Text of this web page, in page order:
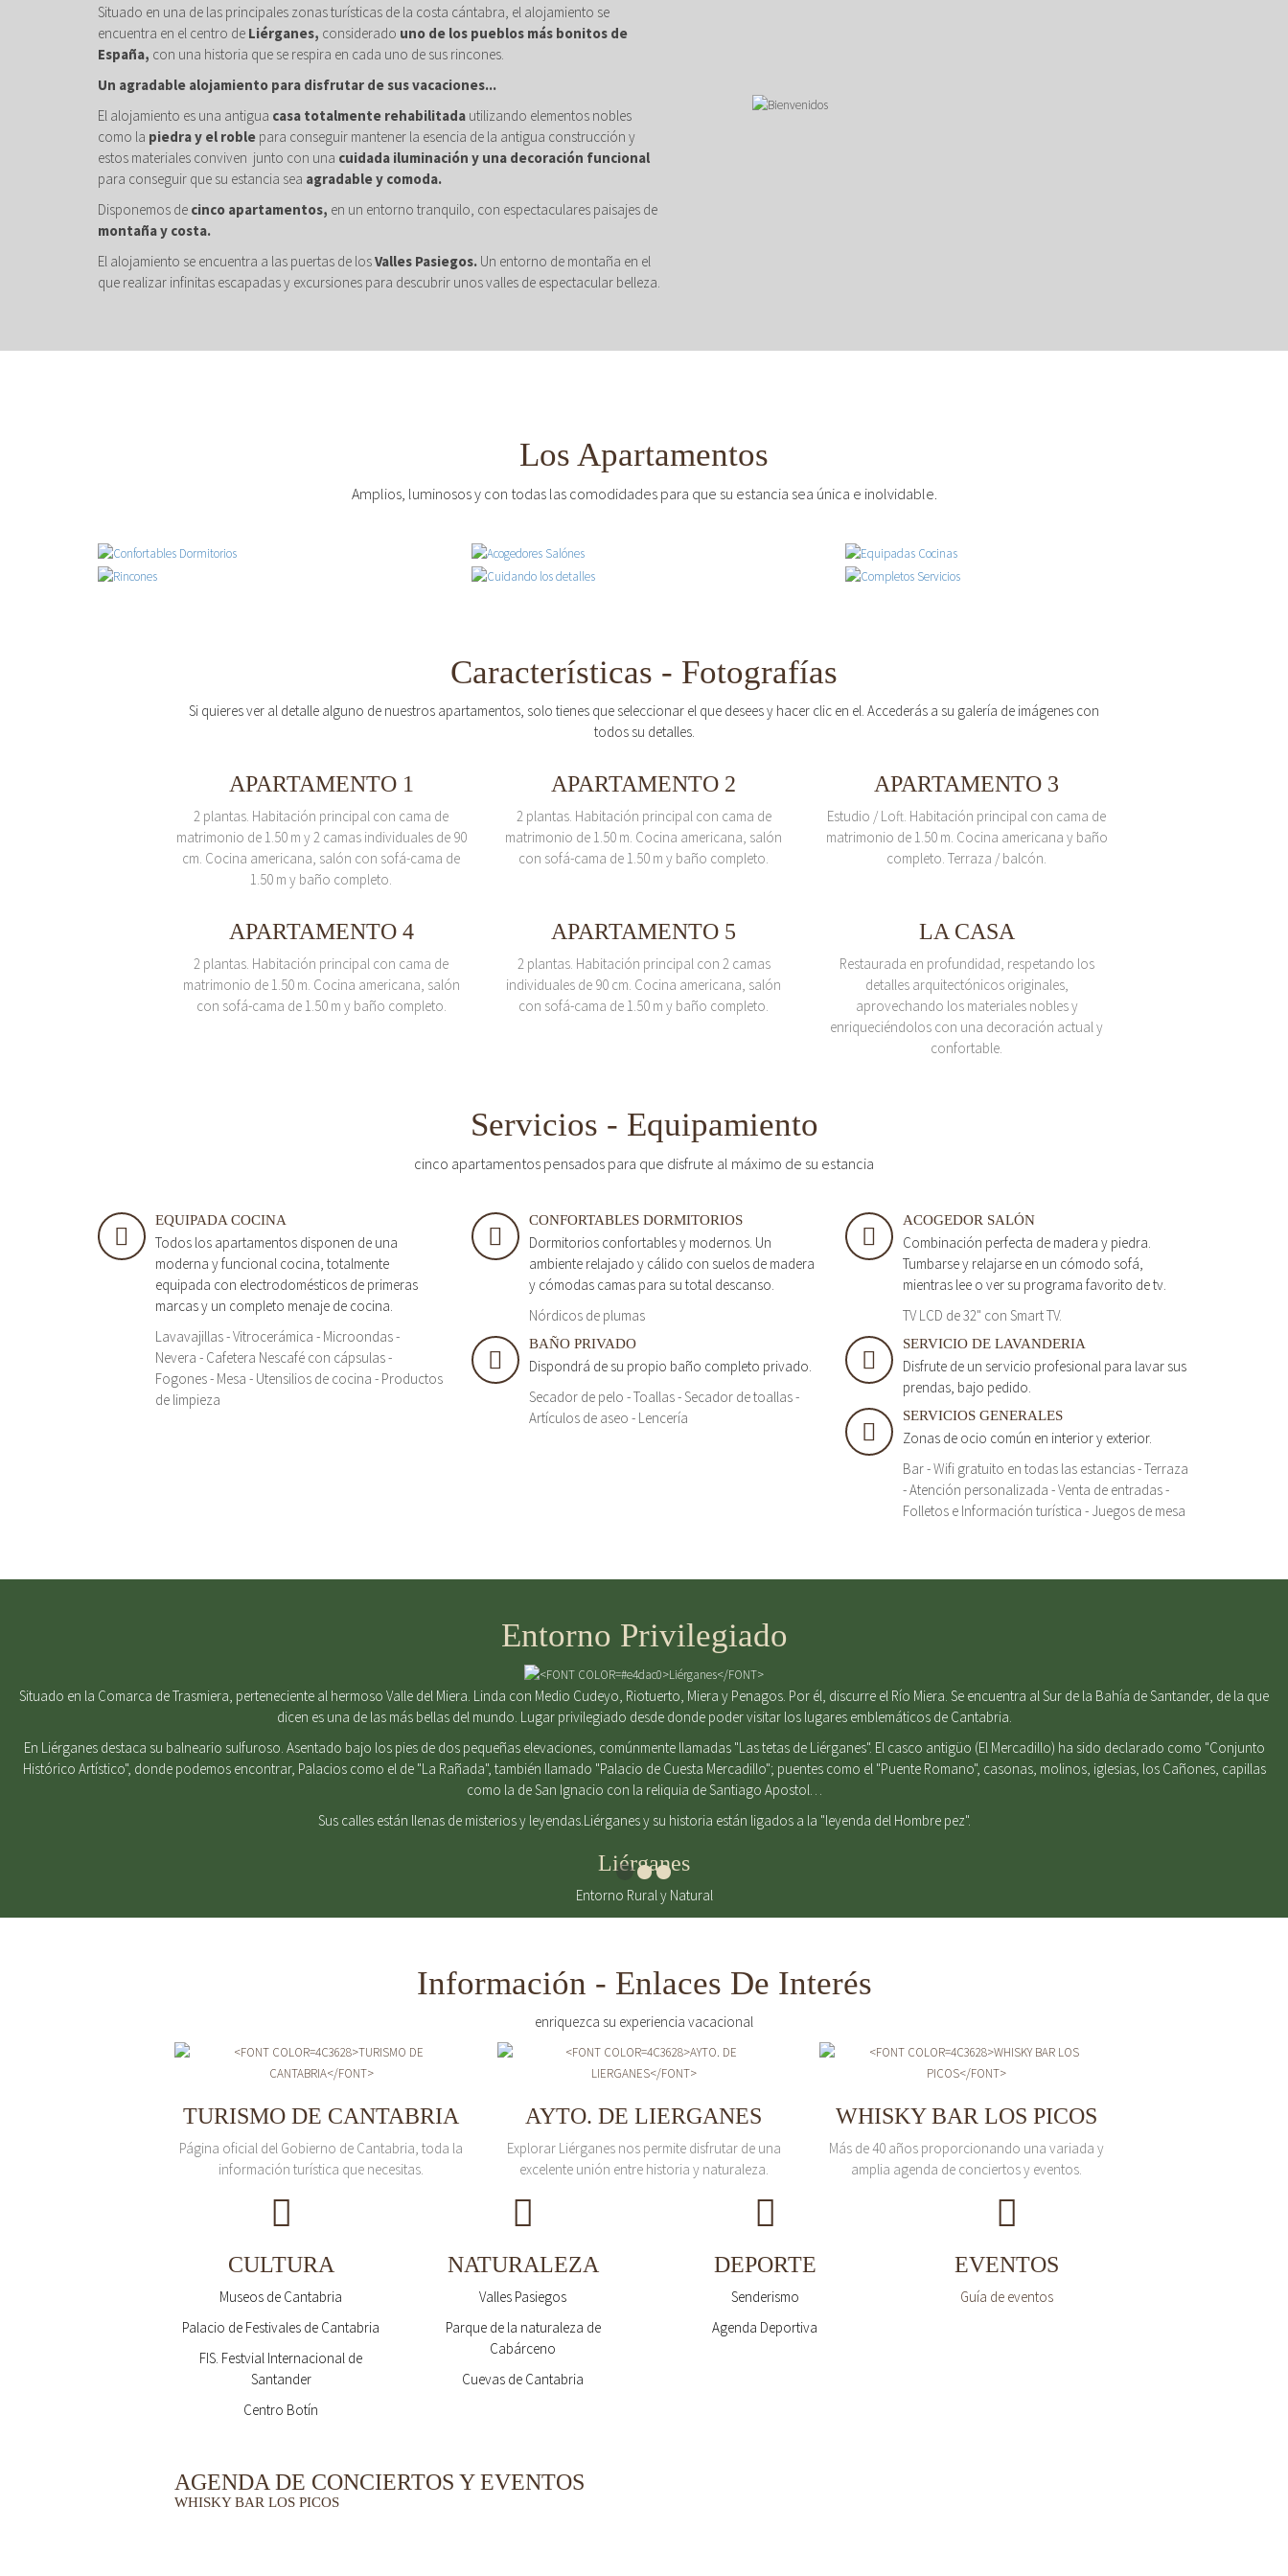
Situado en una de las principales zonas turísticas de la costa cántabra, el alojamiento se
encuentra en el centro de Liérganes, considerado uno de los pueblos más bonitos de
España, con una historia que se respira en cada uno de sus rincones.
Un agradable alojamiento para disfrutar de sus vacaciones...
El alojamiento es una antigua casa totalmente rehabilitada utilizando elementos nobles
como la piedra y el roble para conseguir mantener la esencia de la antigua construcción y
estos materiales conviven junto con una cuidada iluminación y una decoración funcional
para conseguir que su estancia sea agradable y comoda.
Disponemos de cinco apartamentos, en un entorno tranquilo, con espectaculares paisajes de
montaña y costa.
El alojamiento se encuentra a las puertas de losValles Pasiegos. Un entorno de montaña en el
que realizar infinitas escapadas y excursiones para descubrir unos valles de espectacular belleza.
Los Apartamentos
Amplios, luminosos y con todas las comodidades para que su estancia sea única e inolvidable.
Características - Fotografías
Si quieres ver al detalle alguno de nuestros apartamentos, solo tienes que seleccionar el que desees y hacer clic en el. Accederás a su galería de imágenes con
todos su detalles.
APARTAMENTO 1
2 plantas. Habitación principal con cama de
matrimonio de 1.50 m y 2 camas individuales de 90
cm. Cocina americana, salón con sofá-cama de
1.50 m y baño completo.
APARTAMENTO 2
2 plantas. Habitación principal con cama de
matrimonio de 1.50 m. Cocina americana, salón
con sofá-cama de 1.50 m y baño completo.
APARTAMENTO 3
Estudio / Loft. Habitación principal con cama de
matrimonio de 1.50 m. Cocina americana y baño
completo. Terraza / balcón.
APARTAMENTO 4
2 plantas. Habitación principal con cama de
matrimonio de 1.50 m. Cocina americana, salón
con sofá-cama de 1.50 m y baño completo.
APARTAMENTO 5
2 plantas. Habitación principal con 2 camas
individuales de 90 cm. Cocina americana, salón
con sofá-cama de 1.50 m y baño completo.
LA CASA
Restaurada en profundidad, respetando los
detalles arquitectónicos originales,
aprovechando los materiales nobles y
enriqueciéndolos con una decoración actual y
confortable.
Servicios - Equipamiento
cinco apartamentos pensados para que disfrute al máximo de su estancia
EQUIPADA COCINA
Todos los apartamentos disponen de una
moderna y funcional cocina, totalmente
equipada con electrodomésticos de primeras
marcas y un completo menaje de cocina.
Lavavajillas - Vitrocerámica - Microondas -
Nevera - Cafetera Nescafé con cápsulas -
Fogones - Mesa - Utensilios de cocina - Productos
de limpieza
CONFORTABLES DORMITORIOS
Dormitorios confortables y modernos. Un
ambiente relajado y cálido con suelos de madera
y cómodas camas para su total descanso.
Nórdicos de plumas
ACOGEDOR SALÓN
Combinación perfecta de madera y piedra.
Tumbarse y relajarse en un cómodo sofá,
mientras lee o ver su programa favorito de tv.
TV LCD de 32" con Smart TV.
BAÑO PRIVADO
Dispondrá de su propio baño completo privado.
Secador de pelo - Toallas - Secador de toallas -
Artículos de aseo - Lencería
SERVICIO DE LAVANDERIA
Disfrute de un servicio profesional para lavar sus
prendas, bajo pedido.
SERVICIOS GENERALES
Zonas de ocio común en interior y exterior.
Bar - Wifi gratuito en todas las estancias - Terraza
- Atención personalizada - Venta de entradas -
Folletos e Información turística - Juegos de mesa
Entorno Privilegiado
Situado en la Comarca de Trasmiera, perteneciente al hermoso Valle del Miera. Linda con Medio Cudeyo, Riotuerto, Miera y Penagos. Por él, discurre el Río Miera. Se encuentra al Sur de la Bahía de Santander, de la que
dicen es una de las más bellas del mundo. Lugar privilegiado desde donde poder visitar los lugares emblemáticos de Cantabria.
En Liérganes destaca su balneario sulfuroso. Asentado bajo los pies de dos pequeñas elevaciones, comúnmente llamadas "Las tetas de Liérganes". El casco antigüo (El Mercadillo) ha sido declarado como "Conjunto
Histórico Artístico", donde podemos encontrar, Palacios como el de "La Rañada", también llamado "Palacio de Cuesta Mercadillo"; puentes como el "Puente Romano", casonas, molinos, iglesias, los Cañones, capillas
como la de San Ignacio con la reliquia de Santiago Apostol…
Sus calles están llenas de misterios y leyendas.Liérganes y su historia están ligados a la "leyenda del Hombre pez".
Liérganes
Entorno Rural y Natural
Información - Enlaces De Interés
enriquezca su experiencia vacacional
TURISMO DE CANTABRIA
Página oficial del Gobierno de Cantabria, toda la
información turística que necesitas.
AYTO. DE LIERGANES
Explorar Liérganes nos permite disfrutar de una
excelente unión entre historia y naturaleza.
WHISKY BAR LOS PICOS
Más de 40 años proporcionando una variada y
amplia agenda de conciertos y eventos.
CULTURA
Museos de Cantabria
Palacio de Festivales de Cantabria
FIS. Festvial Internacional de
Santander
Centro Botín
NATURALEZA
Valles Pasiegos
Parque de la naturaleza de
Cabárceno
Cuevas de Cantabria
DEPORTE
Senderismo
Agenda Deportiva
EVENTOS
Guía de eventos
AGENDA DE CONCIERTOS Y EVENTOS
WHISKY BAR LOS PICOS